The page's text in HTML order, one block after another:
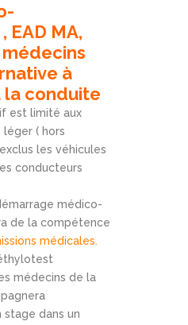
EAD MA,
à
la conduite
est limité aux
( hors
les véhicules
conducteurs
médico-
de la compétence
médicales.
médecins de la
stage dans un